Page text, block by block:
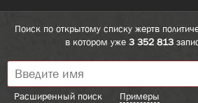
Поиск по открытому списку жертв
в котором уже 3 352 813
Расширенный поиск Примеры